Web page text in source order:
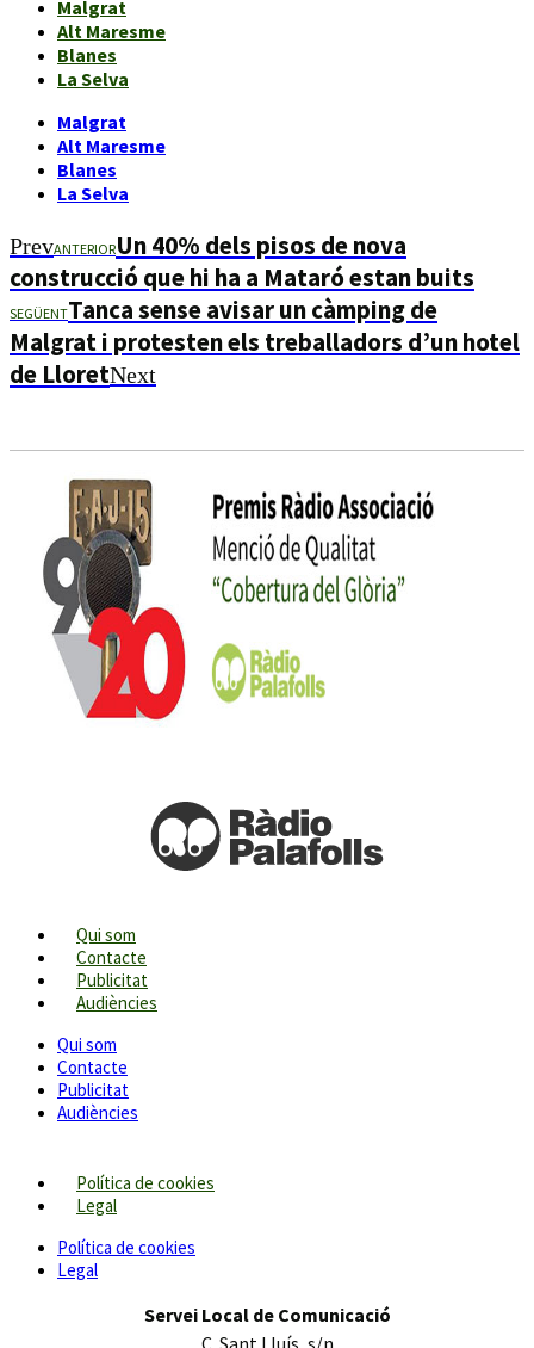
Malgrat
Alt Maresme
Blanes
La Selva
Malgrat
Alt Maresme
Blanes
La Selva
PrevANTERIORUn 40% dels pisos de nova
construcció que hi ha a Mataró estan buits
SEGÜENTTanca sense avisar un càmping de
Malgrat i protesten els treballadors d’un hotel
de LloretNext
Qui som
Contacte
Publicitat
Audiències
Qui som
Contacte
Publicitat
Audiències
Política de cookies
Legal
Política de cookies
Legal
Servei Local de Comunicació
C. Sant Lluís, s/n